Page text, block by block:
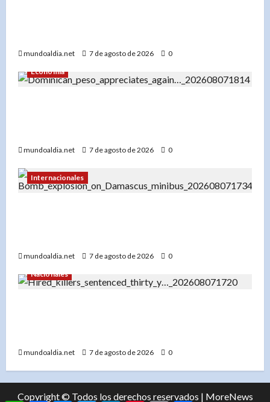
mundoaldia.net 7 de agosto de 2026
0
Economía
mundoaldia.net 7 de agosto de 2026 0
Internacionales
mundoaldia.net 7 de agosto de 2026
0
Nacionales
mundoaldia.net 7 de agosto de 2026 0
Copyright © Todos los derechos reservados | MoreNews